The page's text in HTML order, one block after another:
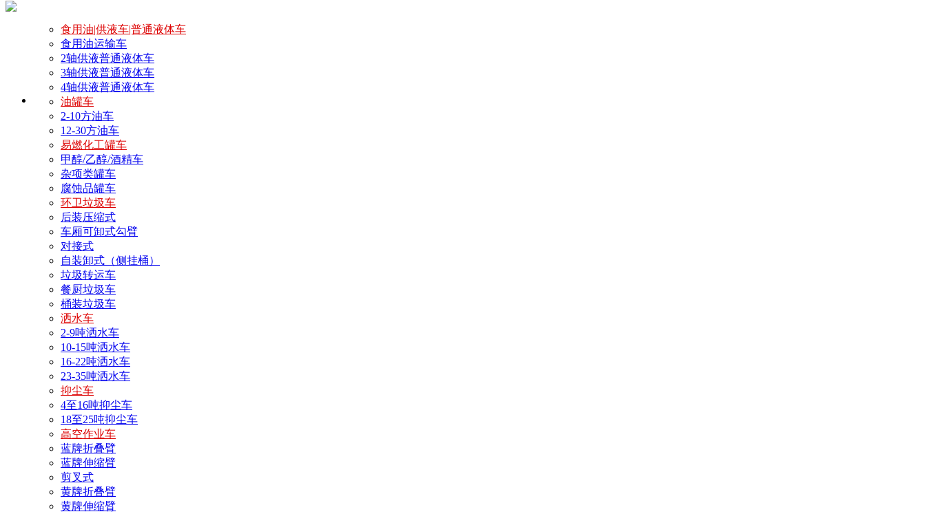
食用油|供液车|普通液体车
食用油运输车
2轴供液普通液体车
3轴供液普通液体车
4轴供液普通液体车
油罐车
2-10方油车
12-30方油车
易燃化工罐车
甲醇/乙醇/酒精车
杂项类罐车
腐蚀品罐车
环卫垃圾车
后装压缩式
车厢可卸式勾臂
对接式
自装卸式（侧挂桶）
垃圾转运车
餐厨垃圾车
桶装垃圾车
洒水车
2-9吨洒水车
10-15吨洒水车
16-22吨洒水车
23-35吨洒水车
抑尘车
4至16吨抑尘车
18至25吨抑尘车
高空作业车
蓝牌折叠臂
蓝牌伸缩臂
剪叉式
黄牌折叠臂
黄牌伸缩臂